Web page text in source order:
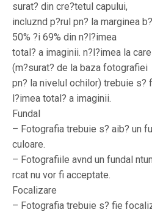
surat? din cre?tetul capului,
incluznd p?rul pn? la marginea
50% ?i 69% din n?l?imea
total? a imaginii. n?l?imea la
(m?surat? de la baza fotografiei
pn? la nivelul ochilor) trebuie s?
l?imea total? a imaginii.
Fundal
– Fotografia trebuie s? aib? un
culoare.
– Fotografiile avnd un fundal
rcat nu vor fi acceptate.
Focalizare
– Fotografia trebuie s? fie